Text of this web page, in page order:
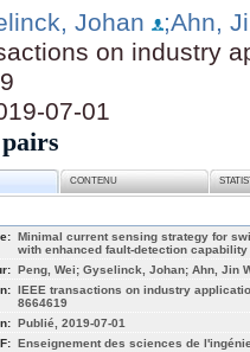
Johan
;Ahn,
on industry
07-01
CONTENU
Minimal current sensing strategy for
with enhanced fault-detection capability
Peng, Wei; Gyselinck, Johan; Ahn, Jin
IEEE transactions on industry
8664619
Publié, 2019-07-01
Enseignement des sciences de